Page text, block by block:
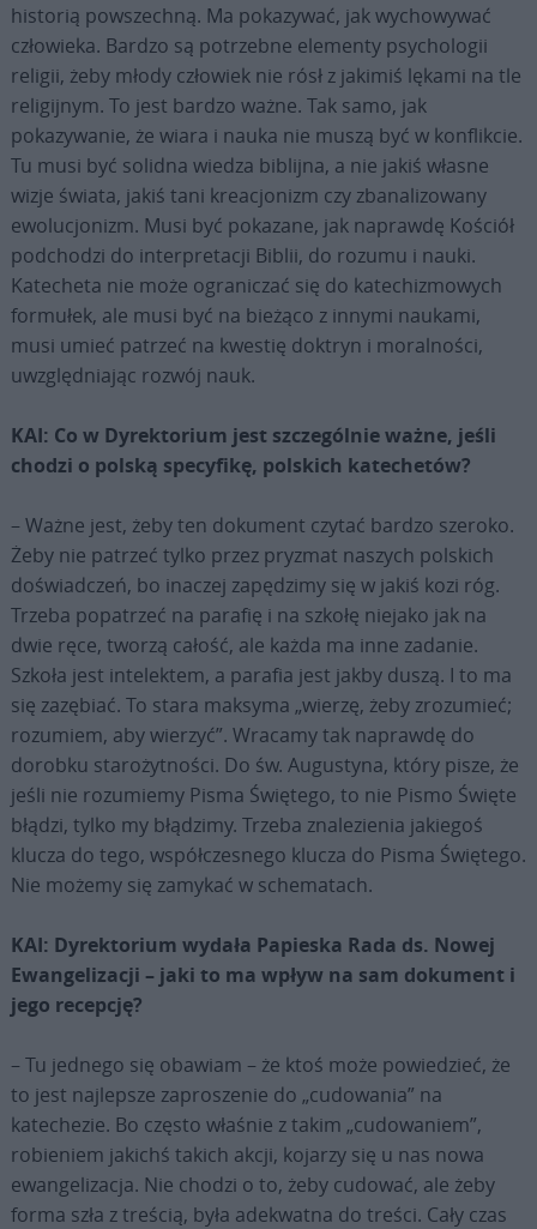
historią powszechną. Ma pokazywać, jak wychowywać
człowieka. Bardzo są potrzebne elementy psychologii
religii, żeby młody człowiek nie rósł z jakimiś lękami na tle
religijnym. To jest bardzo ważne. Tak samo, jak
pokazywanie, że wiara i nauka nie muszą być w konflikcie.
Tu musi być solidna wiedza biblijna, a nie jakiś własne
wizje świata, jakiś tani kreacjonizm czy zbanalizowany
ewolucjonizm. Musi być pokazane, jak naprawdę Kościół
podchodzi do interpretacji Biblii, do rozumu i nauki.
Katecheta nie może ograniczać się do katechizmowych
formułek, ale musi być na bieżąco z innymi naukami,
musi umieć patrzeć na kwestię doktryn i moralności,
uwzględniając rozwój nauk.
KAI: Co w Dyrektorium jest szczególnie ważne, jeśli
chodzi o polską specyfikę, polskich katechetów?
– Ważne jest, żeby ten dokument czytać bardzo szeroko.
Żeby nie patrzeć tylko przez pryzmat naszych polskich
doświadczeń, bo inaczej zapędzimy się w jakiś kozi róg.
Trzeba popatrzeć na parafię i na szkołę niejako jak na
dwie ręce, tworzą całość, ale każda ma inne zadanie.
Szkoła jest intelektem, a parafia jest jakby duszą. I to ma
się zazębiać. To stara maksyma „wierzę, żeby zrozumieć;
rozumiem, aby wierzyć”. Wracamy tak naprawdę do
dorobku starożytności. Do św. Augustyna, który pisze, że
jeśli nie rozumiemy Pisma Świętego, to nie Pismo Święte
błądzi, tylko my błądzimy. Trzeba znalezienia jakiegoś
klucza do tego, współczesnego klucza do Pisma Świętego.
Nie możemy się zamykać w schematach.
KAI: Dyrektorium wydała Papieska Rada ds. Nowej
Ewangelizacji – jaki to ma wpływ na sam dokument i
jego recepcję?
– Tu jednego się obawiam – że ktoś może powiedzieć, że
to jest najlepsze zaproszenie do „cudowania” na
katechezie. Bo często właśnie z takim „cudowaniem”,
robieniem jakichś takich akcji, kojarzy się u nas nowa
ewangelizacja. Nie chodzi o to, żeby cudować, ale żeby
forma szła z treścią, była adekwatna do treści. Cały czas